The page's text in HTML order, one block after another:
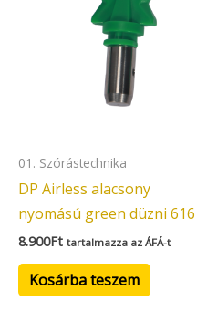
01. Szórástechnika
DP Airless alacsony
nyomású green düzni 616
8.900Ft tartalmazza az ÁFÁ-t
Kosárba teszem